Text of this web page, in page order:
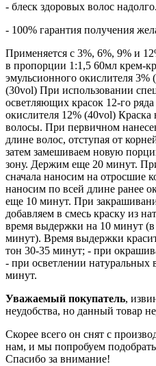
- блеск здоровых волос надолго.
- 100% гарантия получения
Применяется с 3%, 6%, 9% и
в пропорции 1:1,5 60мл крем-
эмульсионного окислителя
(30vol) При использовании
осветляющих красок 12-го
окислителя 12% (40vol)
волосы. При первичном
длине волос, отступая от
затем замешиваем новую
зону. Держим еще 20 минут.
сначала наносим на отросшие
наносим по всей длине ранее
еще 10 минут. При
добавляем в смесь краску из
время выдержки на 10 минут
минут). Время выдержки
тон 30-35 минут; - при
- при осветлении натуральных
минут.
Уважаемый покупатель,
неудобства, но данный товар
Скорее всего он снят с
нам, и мы попробуем
Спасибо за внимание!